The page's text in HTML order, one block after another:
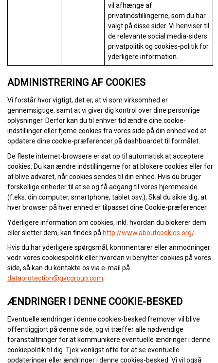
vil afhænge af
privatindstillingerne, som du har
valgt på disse sider. Vi henviser til
de relevante social media-siders
privatpolitik og cookies-politik for
yderligere information.
ADMINISTRERING AF COOKIES
Vi forstår hvor vigtigt, det er, at vi som virksomhed er
gennemsigtige, samt at vi giver dig kontrol over dine personlige
oplysninger. Derfor kan du til enhver tid ændre dine cookie-
indstillinger eller fjerne cookies fra vores side på din enhed ved at
opdatere dine cookie-præferencer på dashboardet til formålet.
De fleste internet-browsere er sat op til automatisk at acceptere
cookies. Du kan ændre indstillingerne for at blokere cookies eller for
at blive advaret, når cookies sendes til din enhed. Hvis du bruger
forskellige enheder til at se og få adgang til vores hjemmeside
(f.eks. din computer, smartphone, tablet osv.), Skal du sikre dig, at
hver browser på hver enhed er tilpasset dine Cookie-præferencer.
Yderligere information om cookies, inkl. hvordan du blokerer dem
eller sletter dem, kan findes på http://www.aboutcookies.org/
Hvis du har yderligere spørgsmål, kommentarer eller anmodninger
vedr. vores cookiespolitik eller hvordan vi benytter cookies på vores
side, så kan du kontakte os via e-mail på
dataprotection@gvcgroup.com.
ÆNDRINGER I DENNE COOKIE-BESKED
Eventuelle ændringer i denne cookies-besked fremover vil blive
offentliggjort på denne side, og vi træffer alle nødvendige
foranstaltninger for at kommunikere eventuelle ændringer i denne
cookiepolitik til dig. Tjek venligst ofte for at se eventuelle
opdateringer eller ændringer i denne cookies-besked. Vi vil også